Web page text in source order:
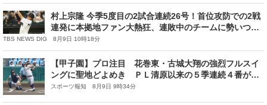
村上宗隆 今季5度目の2試合連続26号！首位攻防での2戦
連発に本拠地ファン大熱狂、連敗中のチームに勢いつけ
る
TBS NEWS DIG 8月9日 10時18分
【甲子園】プロ注目 花巻東・古城大翔の強烈フルスイ
ングに聖地どよめき ＰＬ清原以来の５季連続４番が二
塁打含むマルチ安打＆３得点
スポーツ報知 8月9日 9時34分